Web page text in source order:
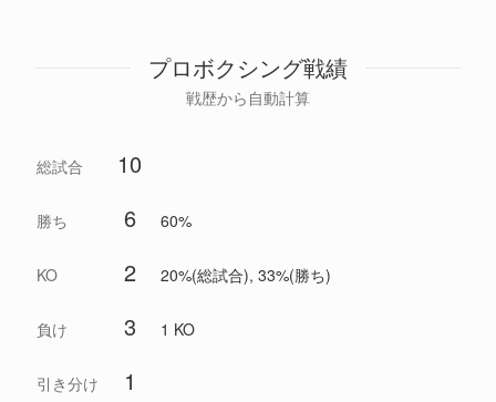
プロボクシング戦績
戦歴から自動計算
総試合 10
勝ち 6 60%
KO 2 20%(総試合), 33%(勝ち)
負け 3 1 KO
引き分け 1